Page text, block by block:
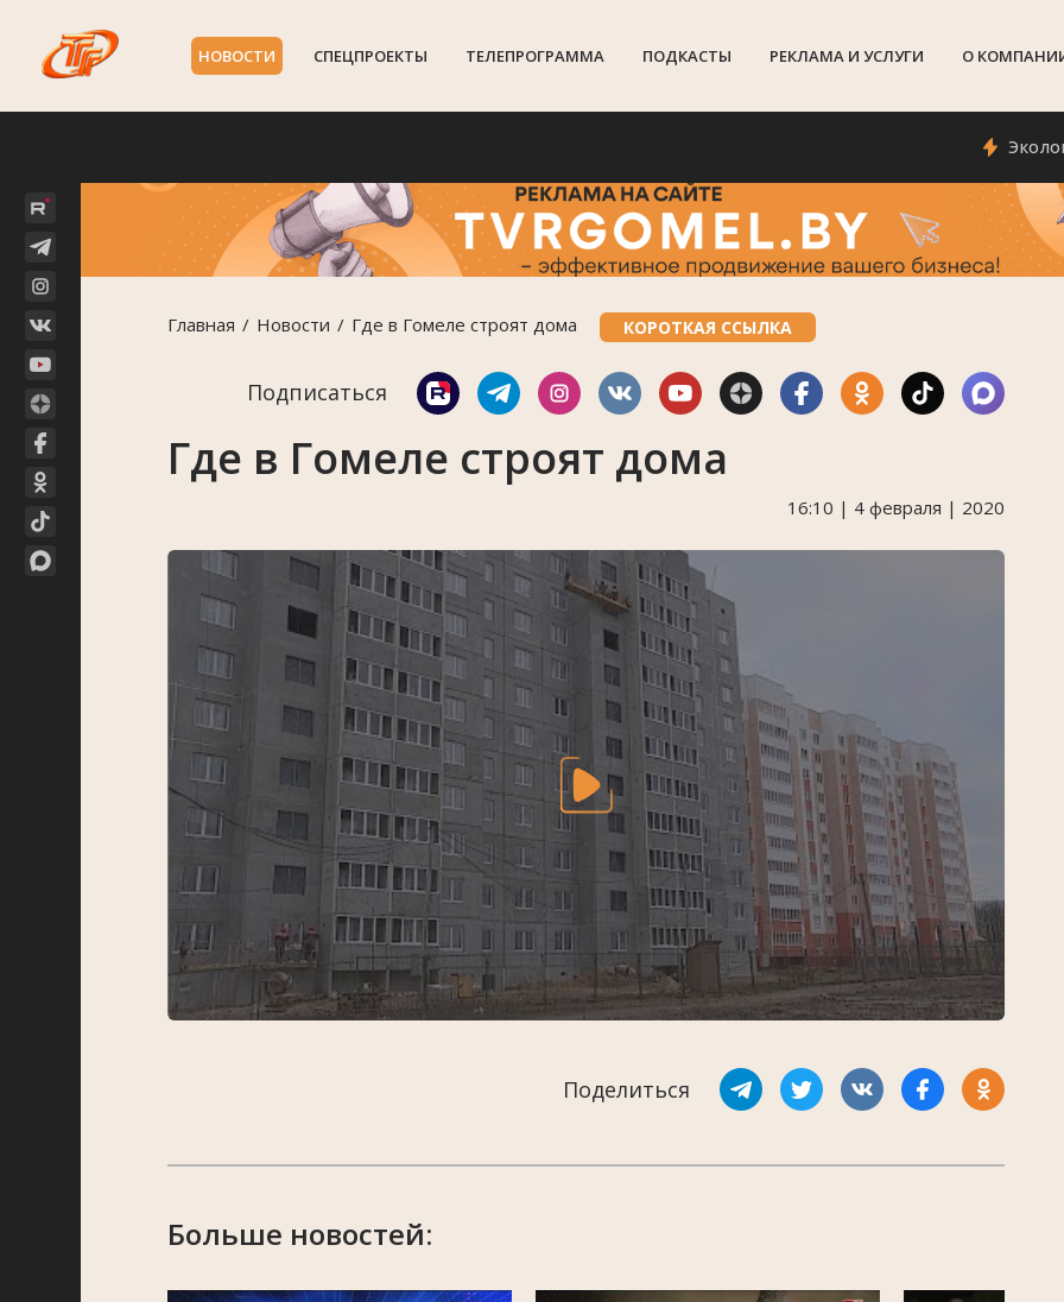
НОВОСТИ СПЕЦПРОЕКТЫ ТЕЛЕПРОГРАММА ПОДКАСТЫ РЕКЛАМА И УСЛУГИ О
Экологи
Главная Новости Где в Гомеле строят дома КОРОТКАЯ ССЫЛКА
Подписаться
Где в Гомеле строят дома
16:10 | 4 февраля | 2020
Поделиться
Больше новостей: